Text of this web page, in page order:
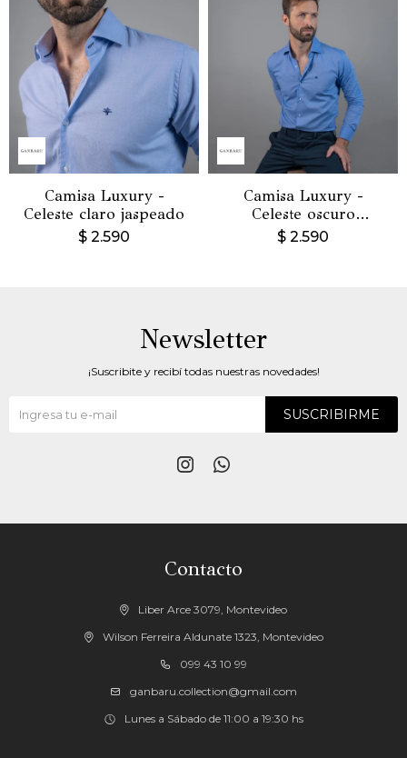
Camisa Luxury -
Celeste claro jaspeado
$ 2.590
Camisa Luxury -
Celeste oscuro
jaspeado
$ 2.590
Contacto
Liber Arce 3079, Montevideo
Wilson Ferreira Aldunate 1323, Montevideo
099 43 10 99
ganbaru.collection@gmail.com
Lunes a Sábado de 11:00 a 19:30 hs
Newsletter
¡Suscribite y recibí todas nuestras novedades!
SUSCRIBIRME
 